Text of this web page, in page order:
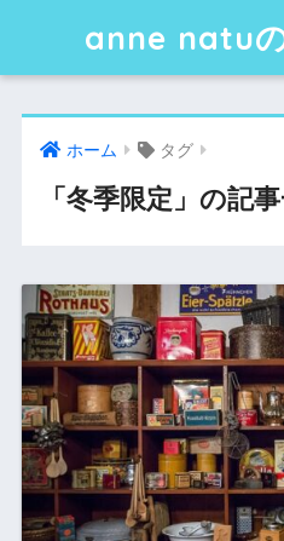
anne natu
ホーム タグ
「冬季限定」の記